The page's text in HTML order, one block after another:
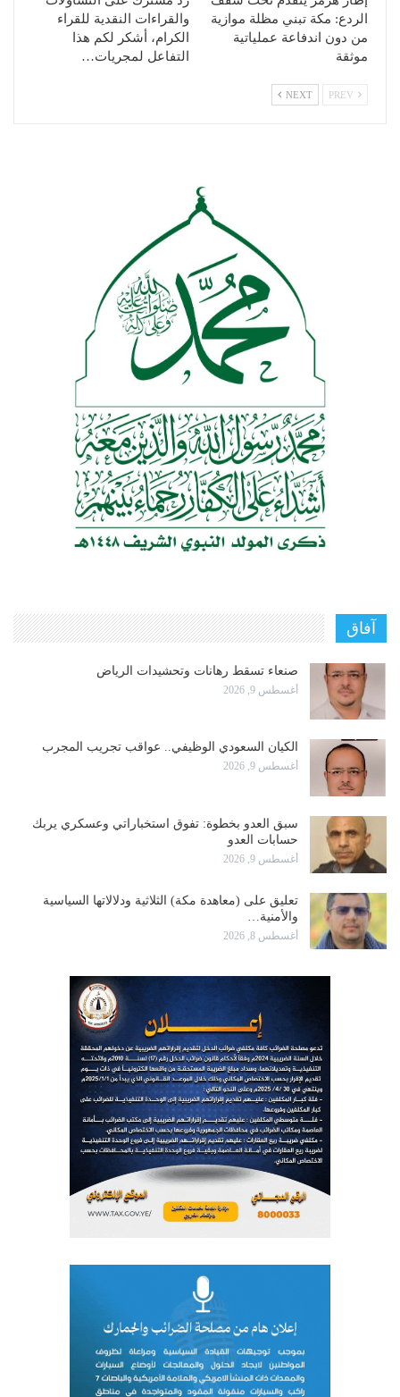
الردع: مكة تبني مظلة موازية
من دون اندفاعة عملياتية
موثقة
والقراءات النقدية للقراء
الكرام، أشكر لكم هذا
التفاعل لمجريات…
NEXT
آفاق
صنعاء تسقط رهانات وتحشيدات الرياض
أغسطس 9, 2026
الكيان السعودي الوظيفي.. عواقب تجريب المجرب
أغسطس 9, 2026
سبق العدو بخطوة: تفوق استخباراتي وعسكري يربك
حسابات العدو
أغسطس 9, 2026
تعليق على (معاهدة مكة) الثلاثية ودلالاتها السياسية
والأمنية…
أغسطس 8, 2026